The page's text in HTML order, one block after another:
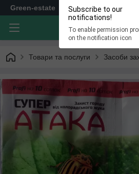
Subscribe to our
notifications!
To enable permission
on the notification icon
Green-estate
Товари та послуги Засоби